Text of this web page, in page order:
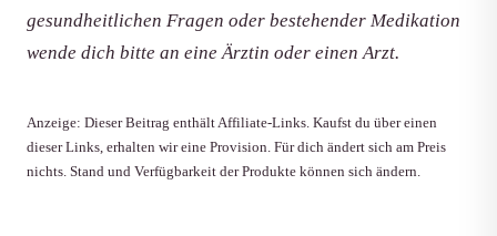
gesundheitlichen Fragen oder bestehender Medikation
wende dich bitte an eine Ärztin oder einen Arzt.
Anzeige: Dieser Beitrag enthält Affiliate-Links. Kaufst du über einen
dieser Links, erhalten wir eine Provision. Für dich ändert sich am Preis
nichts. Stand und Verfügbarkeit der Produkte können sich ändern.